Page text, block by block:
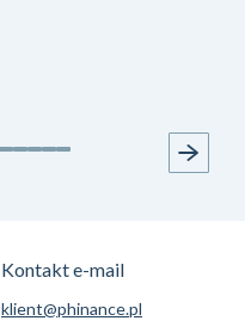
Kontakt e-mail
klient@phinance.pl